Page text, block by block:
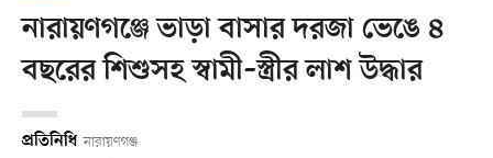
নারায়ণগঞ্জে ভাড়া বাসার দরজা ভেঙে ৪
বছরের শিশুসহ স্বামী–স্ত্রীর লাশ উদ্ধার
প্রতিনিধি নারায়ণগঞ্জ